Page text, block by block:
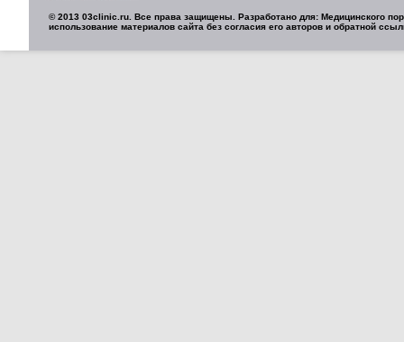
© 2013 03clinic.ru. Все права защищены. Разработано для: Медицинского
использование материалов сайта без согласия его авторов и обратной